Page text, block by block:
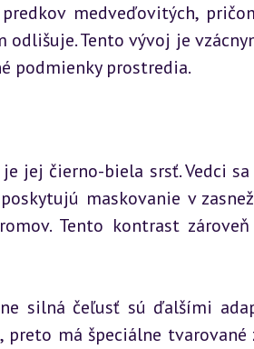
medveďovitých,
Tento vývoj je
podmienky prostredia.
jej čierno-biela srsť. Vedci
maskovanie v
Tento kontrast
silná čeľusť sú ďalšími
má špeciálne tvarované